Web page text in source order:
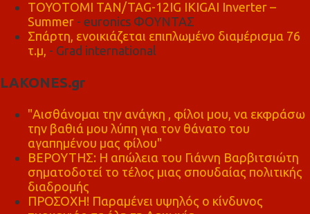
TOYOTOMI TAN/TAG-12IG IKIGAI Inverter –
Summer - euronics ΦΟΥΝΤΑΣ
Σπάρτη, ενοικιάζεται επιπλωμένο διαμέρισμα 76
τ.μ, - Grad international
LAKONES.gr
"Αισθάνομαι την ανάγκη , φίλοι μου, να εκφράσω
την βαθιά μου λύπη για τον θάνατο του
αγαπημένου μας φίλου"
ΒΕΡΟΥΤΗΣ: Η απώλεια του Γιάννη Βαρβιτσιώτη
σηματοδοτεί το τέλος μιας σπουδαίας πολιτικής
διαδρομής
ΠΡΟΣΟΧΗ! Παραμένει υψηλός ο κίνδυνος